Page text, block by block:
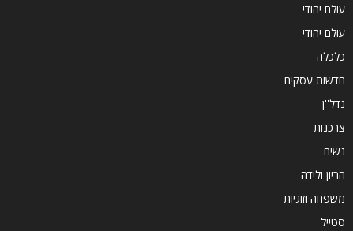
עולם יהודי
עולם יהודי
כלכלה
חדשות עסקים
נדל''ן
צרכנות
נשים
הריון ולידה
משפחה וזוגיות
סטייל